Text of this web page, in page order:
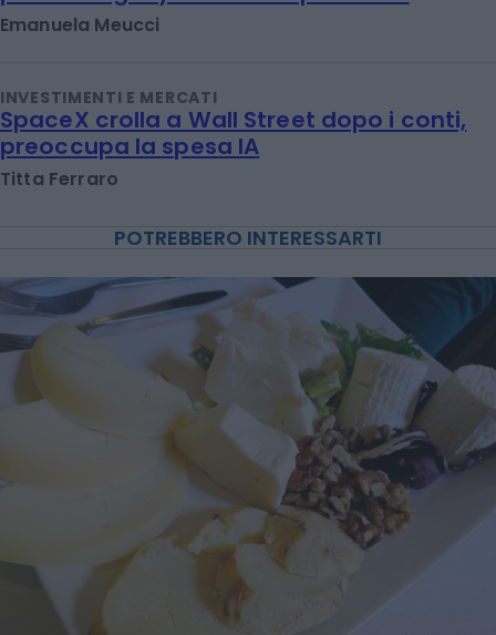
Emanuela Meucci
INVESTIMENTI E MERCATI
SpaceX crolla a Wall Street dopo i conti,
preoccupa la spesa IA
Titta Ferraro
POTREBBERO INTERESSARTI